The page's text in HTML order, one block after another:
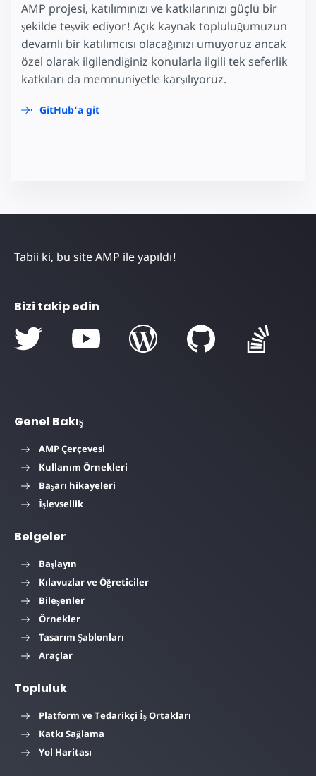
AMP projesi, katılımınızı ve katkılarınızı güçlü bir
şekilde teşvik ediyor! Açık kaynak topluluğumuzun
devamlı bir katılımcısı olacağınızı umuyoruz ancak
özel olarak ilgilendiğiniz konularla ilgili tek seferlik
katkıları da memnuniyetle karşılıyoruz.
GitHub'a git
Tabii ki, bu site AMP ile yapıldı!
Bizi takip edin
Genel Bakış
AMP Çerçevesi
Kullanım Örnekleri
Başarı hikayeleri
İşlevsellik
Belgeler
Başlayın
Kılavuzlar ve Öğreticiler
Bileşenler
Örnekler
Tasarım Şablonları
Araçlar
Topluluk
Platform ve Tedarikçi İş Ortakları
Katkı Sağlama
Yol Haritası